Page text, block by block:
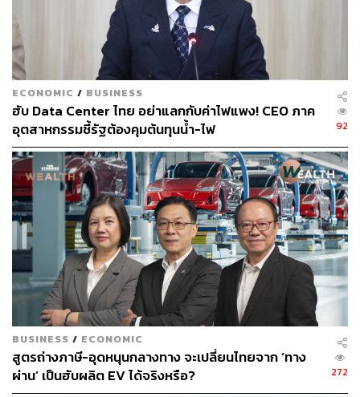
อีกด้านหนึ่ง คนจำนวนมากเริ่มรู้สึกว่าของจะแพงขึ้น ก็เลยรีบ
ซื้อก่อน ยิ่งทำให้ภาพดูเหมือนเศรษฐกิจยังเดินได้ดี
แต่จุดที่ต้องจับตาคือ เมื่อไหร่ที่สต็อกเริ่มหมด วัตถุดิบเริ่มขาด
และต้นทุนขยับพร้อมกัน วันนั้นทุกอย่างจะเปลี่ยนเร็วมาก
วิกฤตรอบนี้ไม่ใช่แค่ ‘เงินขาด’ แต่คือ ‘ของอาจไม่มี’ เพราะ
ฉะนั้นสิ่งที่ต้องทำไม่ใช่แค่เก็บเงินสด แต่ต้องรู้ให้ชัดว่า
supply chain ของคุณเสี่ยงตรงไหน มีคอขวดอะไร และอย่า
พึ่งซัพพลายเออร์เจ้าเดียว ต้องมีตัวสำรอง พร้อมถือสต็อก
วัตถุดิบสำคัญมากขึ้นจากเดิม
สรุปง่ายๆ คือ เปลี่ยนจาก ‘บริหารต้นทุน’ เป็น ’บริหารความ
อยู่รอด‘
ใครยังผลิตต่อได้ มีของส่งลูกค้าได้ แม้กำไรน้อยลง ก็ยังอยู่ใน
เกม แต่คนที่ของขาด จะหลุดจากเกมทันที
หวังว่าทุกคนจะผ่านพ้นพายุลูกนี้ไปได้นะครับ
ECONOMIC / BUSINESS
ฮับ Data Center ไทย อย่าแลกกับค่าไฟแพง! CEO ภาค
อุตสาหกรรมชี้รัฐต้องคุมต้นทุนน้ำ-ไฟ
92
BUSINESS / ECONOMIC
สูตรถ่างภาษี-อุดหนุนกลางทาง จะเปลี่ยนไทยจาก ‘ทาง
ผ่าน’ เป็นฮับผลิต EV ได้จริงหรือ?
272